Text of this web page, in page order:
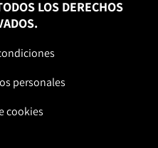
LOS DERECHOS
personales
cookies